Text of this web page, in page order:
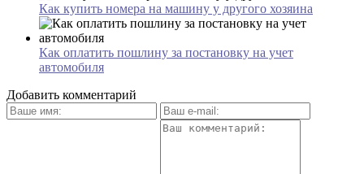
Как купить номера на машину у другого хозяина
Как оплатить пошлину за постановку на учет
автомобиля
Добавить комментарий